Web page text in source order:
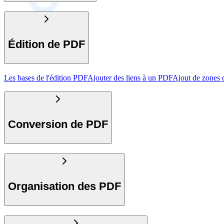
Édition de PDF
Les bases de l'édition PDFAjouter des liens à un PDFAjout de zones
Conversion de PDF
Organisation des PDF